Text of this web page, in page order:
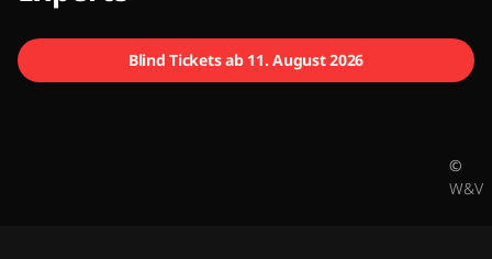
Blind Tickets ab 11. August 2026
©
W&V